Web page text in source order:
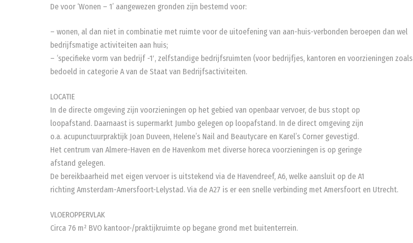
De voor ‘Wonen – 1’ aangewezen gronden zijn bestemd voor:
– wonen, al dan niet in combinatie met ruimte voor de uitoefening van aan-huis-verbonden beroepen dan wel
bedrijfsmatige activiteiten aan huis;
– ‘specifieke vorm van bedrijf -1′, zelfstandige bedrijfsruimten (voor bedrijfjes, kantoren en voorzieningen zoals
bedoeld in categorie A van de Staat van Bedrijfsactiviteiten.
LOCATIE
In de directe omgeving zijn voorzieningen op het gebied van openbaar vervoer, de bus stopt op
loopafstand. Daarnaast is supermarkt Jumbo gelegen op loopafstand. In de direct omgeving zijn
o.a. acupunctuurpraktijk Joan Duveen, Helene’s Nail and Beautycare en Karel’s Corner gevestigd.
Het centrum van Almere-Haven en de Havenkom met diverse horeca voorzieningen is op geringe
afstand gelegen.
De bereikbaarheid met eigen vervoer is uitstekend via de Havendreef, A6, welke aansluit op de A1
richting Amsterdam-Amersfoort-Lelystad. Via de A27 is er een snelle verbinding met Amersfoort en Utrecht.
VLOEROPPERVLAK
Circa 76 m² BVO kantoor-/praktijkruimte op begane grond met buitenterrein.